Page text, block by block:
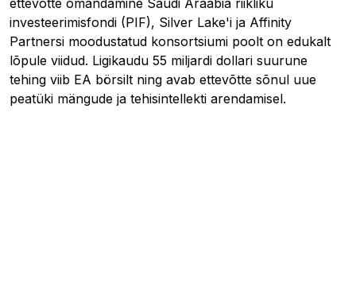
investeerimisfondi (PIF), Silver Lake'i ja Affinity
Partnersi moodustatud konsortsiumi poolt on edukalt
lõpule viidud. Ligikaudu 55 miljardi dollari suurune
tehing viib EA börsilt ning avab ettevõtte sõnul uue
peatüki mängude ja tehisintellekti arendamisel.